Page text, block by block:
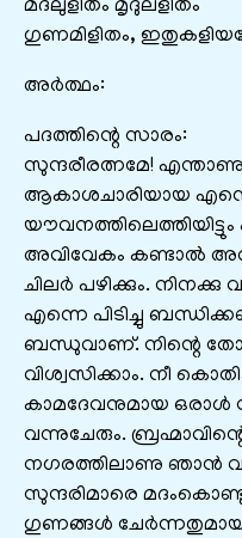
മദലുളിതം മൃദുലളിതം
ഗുണമിളിതം,
അർത്ഥം:
പദത്തിന്റെ സാരം:
സുന്ദരീരത്നമേ!
ആകാശചാരിയായ
യൗവനത്തിലെത്തിയിട്ടും
അവിവേകം കണ്ടാൽ
ചിലർ പഴിക്കും. നിനക്കു
എന്നെ പിടിച്ചു
ബന്ധുവാണ്‌. നിന്റെ
വിശ്വസിക്കാം. നീ
കാമദേവനുമായ ഒരാൾ
വന്നുചേരും.
നഗരത്തിലാണു ഞാൻ
സുന്ദരിമാരെ
ഗുണങ്ങൾ ചേർന്നതുമായ